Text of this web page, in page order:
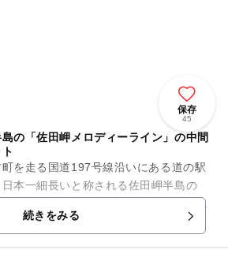
保存
45
の「佐田岬メロディーライン」の中間
を走る国道197号線沿いにある道の駅
本一細長いと称される佐田岬半島の
イン」の中間地点に位置します。敷地内
ことが...
続きをみる